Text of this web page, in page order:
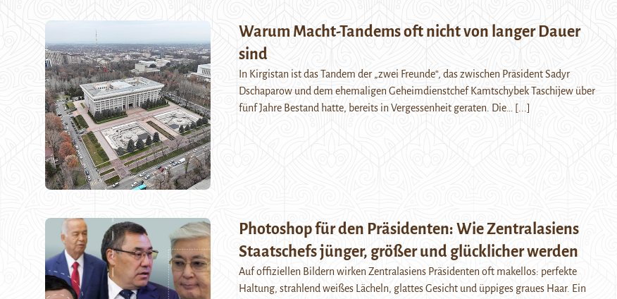
Warum Macht-Tandems oft nicht von langer Dauer
sind
In Kirgistan ist das Tandem der „zwei Freunde“, das zwischen Präsident Sadyr
Dschaparow und dem ehemaligen Geheimdienstchef Kamtschybek Taschijew über
fünf Jahre Bestand hatte, bereits in Vergessenheit geraten. Die…
[...]
Photoshop für den Präsidenten: Wie Zentralasiens
Staatschefs jünger, größer und glücklicher werden
Auf offiziellen Bildern wirken Zentralasiens Präsidenten oft makellos: perfekte
Haltung, strahlend weißes Lächeln, glattes Gesicht und üppiges graues Haar. Ein